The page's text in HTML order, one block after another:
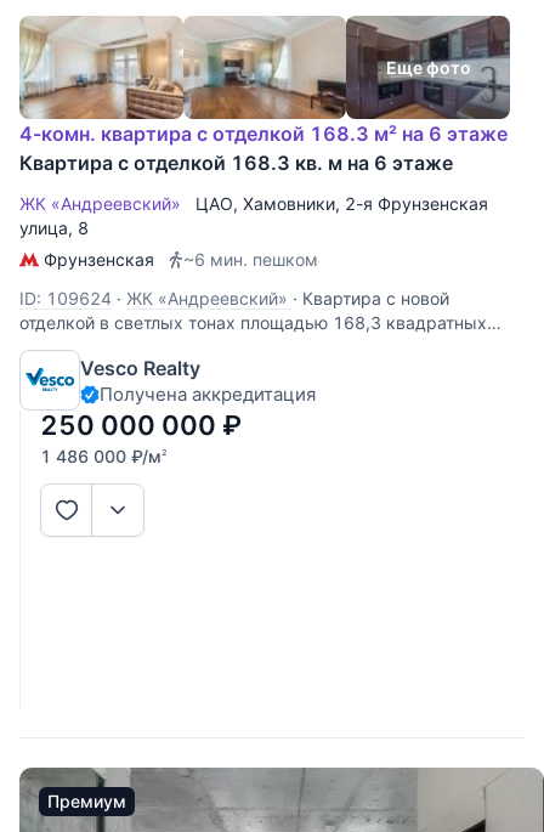
Еще фото
4-комн. квартира с отделкой 168.3 м² на 6 этаже
Квартира с отделкой 168.3 кв. м на 6 этаже
ЖК «Андреевский» ЦАО, Хамовники, 2-я Фрунзенская
улица, 8
Фрунзенская
~6 мин. пешком
ID: 109624 · ЖК «Андреевский» · Квартира с новой
отделкой в светлых тонах площадью 168,3 квадратных
метра. Расположена на 6 этаже в ЖК Андреевский.
Пространство спланировано как: кухня, гостиная, 3
спальни, 3 ванные комнаты, гардеробная, 2 балкона. Окна
ориентированы на три
Vesco Realty
Получена аккредитация
250 000 000 ₽
1 486 000 ₽/м2
Премиум